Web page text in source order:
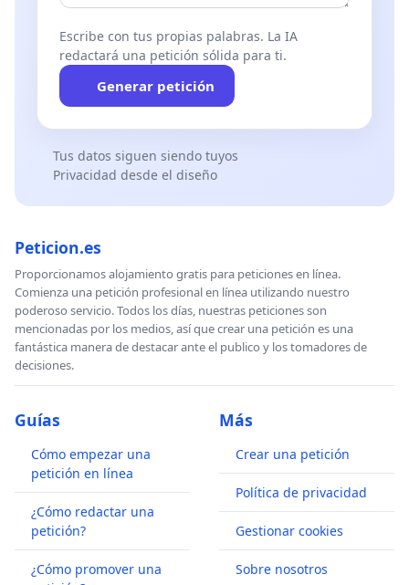
Escribe con tus propias palabras. La IA
redactará una petición sólida para ti.
Generar petición
Tus datos siguen siendo tuyos
Privacidad desde el diseño
Peticion.es
Proporcionamos alojamiento gratis para peticiones en línea.
Comienza una petición profesional en línea utilizando nuestro
poderoso servicio. Todos los días, nuestras peticiones son
mencionadas por los medios, así que crear una petición es una
fantástica manera de destacar ante el publico y los tomadores de
decisiones.
Guías
Cómo empezar una
petición en línea
¿Cómo redactar una
petición?
¿Cómo promover una
Más
Crear una petición
Política de privacidad
Gestionar cookies
Sobre nosotros